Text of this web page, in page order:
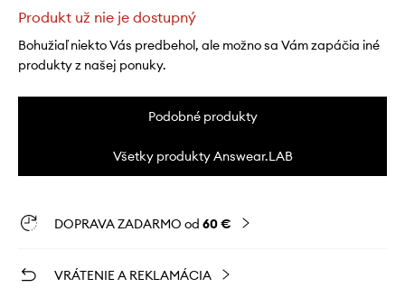
Produkt už nie je dostupný
Bohužiaľ niekto Vás predbehol, ale možno sa Vám zapáčia iné
produkty z našej ponuky.
Podobné produkty
Všetky produkty Answear.LAB
DOPRAVA ZADARMO od 60 €
VRÁTENIE A REKLAMÁCIA